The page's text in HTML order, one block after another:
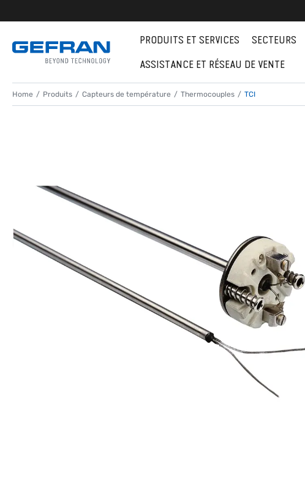
PRODUITS ET SERVICES
SECTEURS
ASSISTANCE ET RÉSEAU DE VENTE
Home Produits Capteurs de température Thermocouples TCI